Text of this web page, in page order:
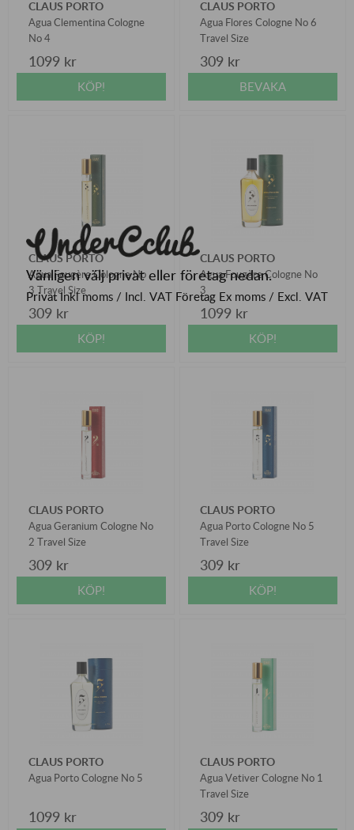
Vänligen välj privat eller företag nedan.
PrivatInkl moms / Incl. VAT Företag Ex moms / Excl. VAT
CLAUS PORTO
Agua Clementina Cologne
No 4
1099 kr
KÖP!
CLAUS PORTO
Agua Flores Cologne No 6
Travel Size
309 kr
BEVAKA
CLAUS PORTO
Agua Fougère Cologne No
3 Travel Size
309 kr
KÖP!
CLAUS PORTO
Agua Fougère Cologne No
3
1099 kr
KÖP!
CLAUS PORTO
Agua Geranium Cologne No
2 Travel Size
309 kr
KÖP!
CLAUS PORTO
Agua Porto Cologne No 5
Travel Size
309 kr
KÖP!
CLAUS PORTO
Agua Porto Cologne No 5
1099 kr
CLAUS PORTO
Agua Vetiver Cologne No 1
Travel Size
309 kr